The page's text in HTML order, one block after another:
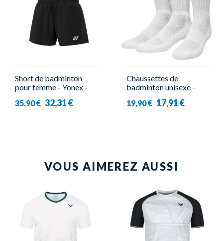
Short de badminton
pour femme - Yonex -
35,90 € 32,31 €
Chaussettes de
badminton unisexe -
19,90 € 17,91 €
VOUS AIMEREZ AUSSI